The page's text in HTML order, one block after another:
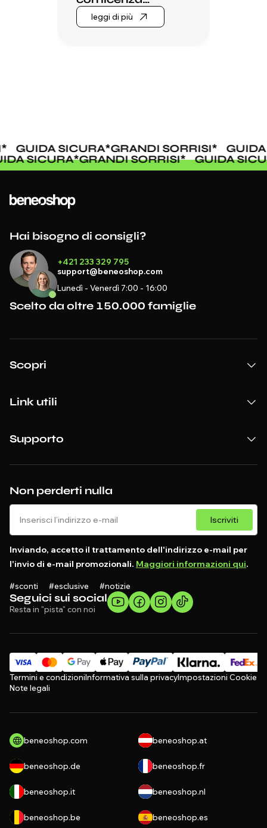
ufficiale
leggi di più
GUIDA SICURA*GRANDI SORRISI*
GUIDA
SICURA*GRANDI SORRISI* GUIDA
Seguici sui social
Resta in "pista" con noi
Non perderti nulla
Iscriviti
Inviando, accetto il trattamento dell'indirizzo e-mail per
l'invio di e-mail promozionali. Maggiori informazioni qui.
#sconti #esclusive #notizie
Hai bisogno di consigli?
+421 233 329 795
support@beneoshop.com
Lunedì - Venerdì 7:00 - 16:00
Scelto da oltre 150.000 famiglie
Scopri
Link utili
Supporto
Termini e condizioniInformativa sulla privacyImpostazioni Cookie
Note legali
beneoshop.com beneoshop.at
beneoshop.de beneoshop.fr
beneoshop.it beneoshop.nl
beneoshop.be beneoshop.es